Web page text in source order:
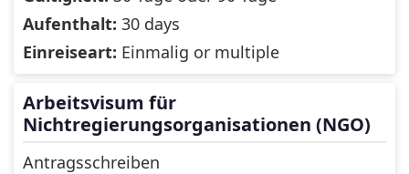
Togo
Tonga
Transnistria
Trinidad and
Tobago
Turkey
Aufenthalt: 30 days
Einreiseart: Einmalig or multiple
Arbeitsvisum für
Nichtregierungsorganisationen (NGO)
Antragsschreiben